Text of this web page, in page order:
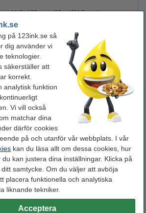
på 123ink.se så
dig använder vi
teknologier.
säkerställer att
korrekt.
analytisk funktion
Vi vill också
matchar dina
därför cookies
på och utanför vår webbplats. I vår
kan du läsa allt om dessa cookies, hur
kan justera dina inställningar. Klicka på
samtycke. Om du väljer att avböja
placera funktionella och analytiska
liknande tekniker.
Acceptera
| 19mm x 66m | 3M Scotch
Populära produkter
svart |
Varumärket 123ink
ersätter Brother DK-22205
etiketter | svart text - vit etikett |